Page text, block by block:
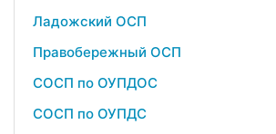
Ладожский ОСП
Правобережный ОСП
СОСП по ОУПДОС
СОСП по ОУПДС